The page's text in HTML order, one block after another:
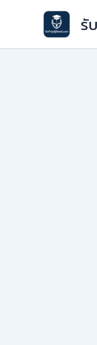
รั